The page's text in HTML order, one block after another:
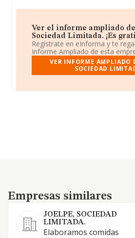
Ver el informe ampliado
Sociedad Limitada. ¡Es
Regístrate en eInforma y te
Informe Ampliado de esta
VER INFORME AMPLIADO
SOCIEDAD
Empresas similares
Empresas similares
JOELPE, SOCIEDAD
LIMITADA.
Elaboramos comidas